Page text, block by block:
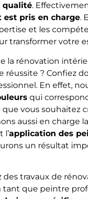
qualité.
est pris en charge.
et les
transformer votre
la rénovation
réussite ? Confiez
En effet,
qui
que vous souhaitez
aussi en charge la
l’application des
un résultat
des travaux de
tant que peintre